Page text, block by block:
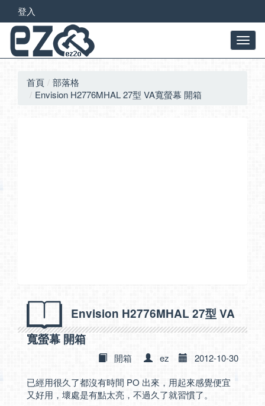
登入
首頁
部落格
Envision H2776MHAL 27型 VA寬螢幕 開箱
Envision H2776MHAL 27型 VA
寬螢幕 開箱
開箱 ez
2012-10-30
已經用很久了都沒有時間 PO 出來，用起來感覺便宜
又好用，壞處是有點太亮，不過久了就習慣了。